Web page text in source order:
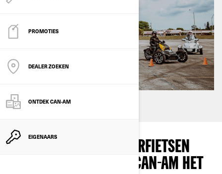
PROMOTIES
DEALER ZOEKEN
ONTDEK CAN-AM
EIGENAARS
WAAROM BIEDEN MOTORFIETSEN
MET DRIE WIELEN VAN CAN-AM HET